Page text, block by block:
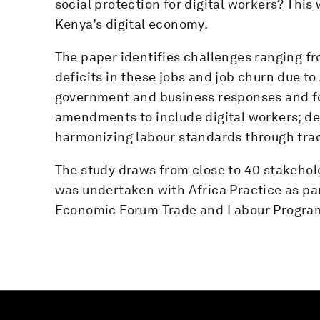
social protection for digital workers?
Kenya’s digital economy.
The paper identifies challenges ranging
deficits in these jobs and job churn due
government and business responses and
amendments to include digital workers;
harmonizing labour standards through
The study draws from close to 40
was undertaken with Africa Practice as
Economic Forum Trade and Labour